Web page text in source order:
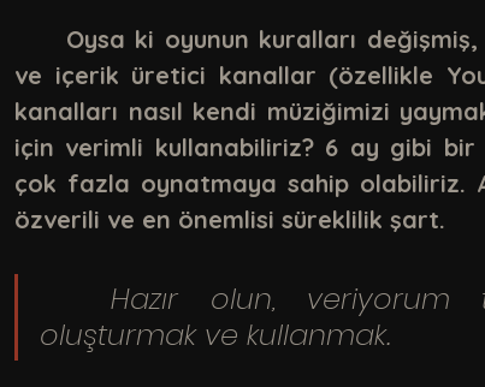
Oysa ki oyunun kuralları
ve içerik üretici kanallar (özellikle
kanalları nasıl kendi müziğimizi
için verimli kullanabiliriz? 6 ay gibi
çok fazla oynatmaya sahip olabiliriz.
özverili ve en önemlisi süreklilik şart.
	Hazır olun, veriyorum taktiği; bir e-posta listesi
oluşturmak ve kullanmak.